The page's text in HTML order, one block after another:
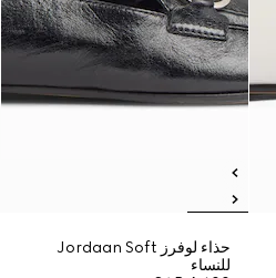
حذاء لوفرز Jordaan Soft
للنساء